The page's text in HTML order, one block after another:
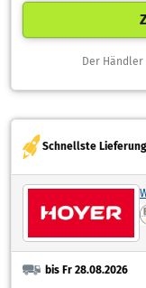
Der
Schnellste Lieferung
bis Fr 28.08.2026